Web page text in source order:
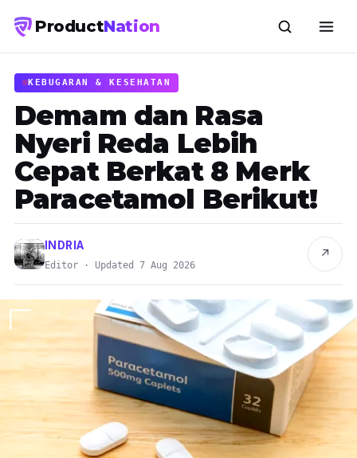
ProductNation
KEBUGARAN & KESEHATAN
Demam dan Rasa
Nyeri Reda Lebih
Cepat Berkat 8 Merk
Paracetamol Berikut!
INDRIA
Editor · Updated 7 Aug 2026
↗